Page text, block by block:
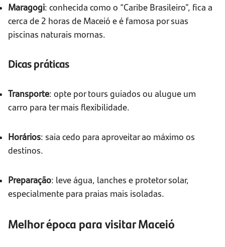
Maragogi: conhecida como o “Caribe Brasileiro”, fica a
cerca de 2 horas de Maceió e é famosa por suas
piscinas naturais mornas.
Dicas práticas
Transporte: opte por tours guiados ou alugue um
carro para ter mais flexibilidade.
Horários: saia cedo para aproveitar ao máximo os
destinos.
Preparação: leve água, lanches e protetor solar,
especialmente para praias mais isoladas.
Melhor época para visitar Maceió